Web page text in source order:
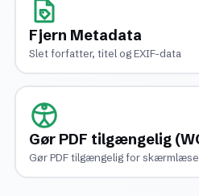
Fjern Metadata
Slet forfatter, titel og EXIF-data
Gør PDF tilgængelig
Gør PDF tilgængelig for